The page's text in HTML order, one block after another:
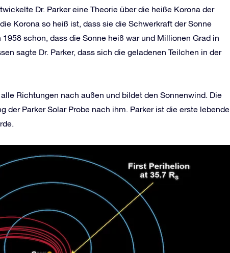
Dr. Parker eine Theorie über die heiße Korona der
Korona so heiß ist, dass sie die Schwerkraft der Sonne
schon, dass die Sonne heiß war und Millionen Grad in
sagte Dr. Parker, dass sich die geladenen Teilchen in der
Richtungen nach außen und bildet den Sonnenwind. Die
der Parker Solar Probe nach ihm. Parker ist die erste lebende